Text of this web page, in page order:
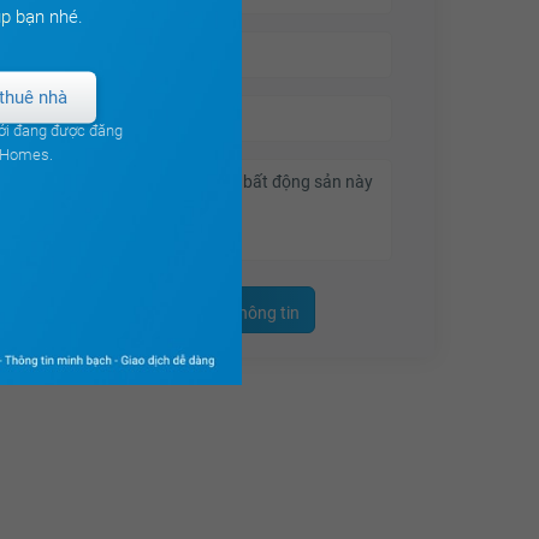
7.07 tỷ
7.17 tỷ
7.19 tỷ
Nhận thêm thông tin
bạn nhé.
nhà
đang được đăng